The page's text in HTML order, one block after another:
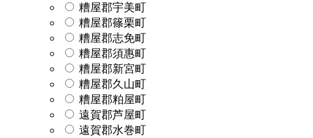
糟屋郡宇美町
糟屋郡篠栗町
糟屋郡志免町
糟屋郡須惠町
糟屋郡新宮町
糟屋郡久山町
糟屋郡粕屋町
遠賀郡芦屋町
遠賀郡水巻町